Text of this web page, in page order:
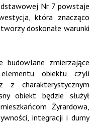
Nr 7 powstaje
która znacząco
doskonałe warunki
budowlane zmierzające
obiektu czyli
z charakterystycznym
obiekt będzie służył
Żyrardowa,
integracji i dumy